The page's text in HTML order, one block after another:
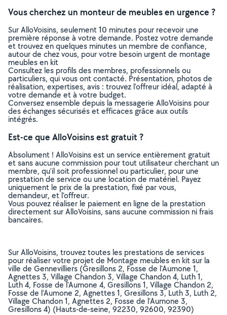
Vous cherchez un monteur de meubles en urgence ?
Sur AlloVoisins, seulement 10 minutes pour recevoir une
première réponse à votre demande. Postez votre demande
et trouvez en quelques minutes un membre de confiance,
autour de chez vous, pour votre besoin urgent de montage
meubles en kit
Consultez les profils des membres, professionnels ou
particuliers, qui vous ont contacté. Présentation, photos de
réalisation, expertises, avis : trouvez l'offreur idéal, adapté à
votre demande et à votre budget.
Conversez ensemble depuis la messagerie AlloVoisins pour
des échanges sécurisés et efficaces grâce aux outils
intégrés.
Est-ce que AlloVoisins est gratuit ?
Absolument ! AlloVoisins est un service entièrement gratuit
et sans aucune commission pour tout utilisateur cherchant un
membre, qu’il soit professionnel ou particulier, pour une
prestation de service ou une location de matériel. Payez
uniquement le prix de la prestation, fixé par vous,
demandeur, et l’offreur.
Vous pouvez réaliser le paiement en ligne de la prestation
directement sur AlloVoisins, sans aucune commission ni frais
bancaires.
Sur AlloVoisins, trouvez toutes les prestations de services
pour réaliser votre projet de Montage meubles en kit sur la
ville de Gennevilliers (Gresillons 2, Fosse de l'Aumone 1,
Agnettes 3, Village Chandon 3, Village Chandon 4, Luth 1,
Luth 4, Fosse de l'Aumone 4, Gresillons 1, Village Chandon 2,
Fosse de l'Aumone 2, Agnettes 1, Gresillons 3, Luth 3, Luth 2,
Village Chandon 1, Agnettes 2, Fosse de l'Aumone 3,
Gresillons 4) (Hauts-de-seine, 92230, 92600, 92390)